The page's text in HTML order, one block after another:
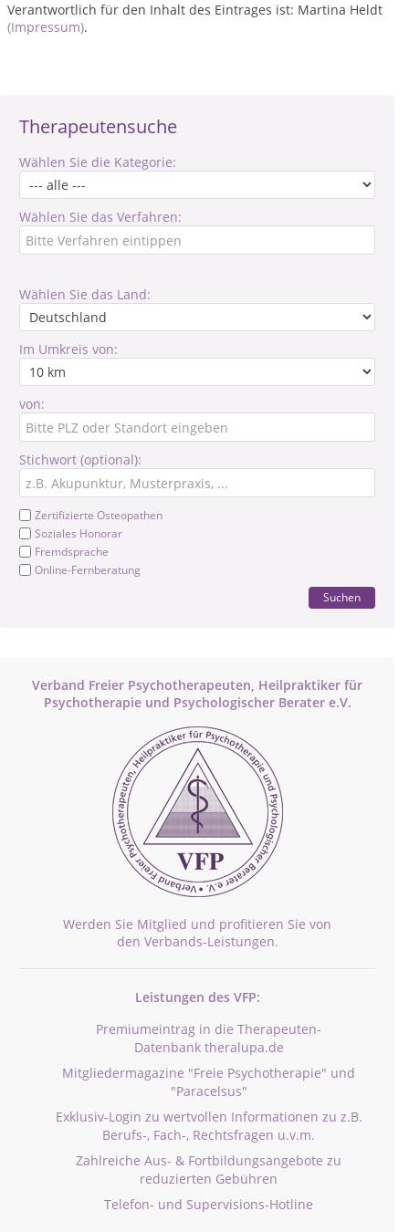
Therapeutensuche
Wählen Sie die Kategorie:
Wählen Sie das Verfahren:
Wählen Sie das Land:
Im Umkreis von:
von:
Stichwort (optional):
Zertifizierte Osteopathen
Soziales Honorar
Fremdsprache
Online-Fernberatung
Suchen
Verband Freier Psychotherapeuten, Heilpraktiker für
Psychotherapie und Psychologischer Berater e.V.
Werden Sie Mitglied und profitieren Sie von
den Verbands-Leistungen.
Leistungen des VFP:
Premiumeintrag in die Therapeuten-
Datenbank theralupa.de
Mitgliedermagazine "Freie Psychotherapie" und
"Paracelsus"
Exklusiv-Login zu wertvollen Informationen zu z.B.
Berufs-, Fach-, Rechtsfragen u.v.m.
Zahlreiche Aus- & Fortbildungsangebote zu
reduzierten Gebühren
Telefon- und Supervisions-Hotline
Verantwortlich für den Inhalt des Eintrages ist: Martina Heldt
(Impressum).